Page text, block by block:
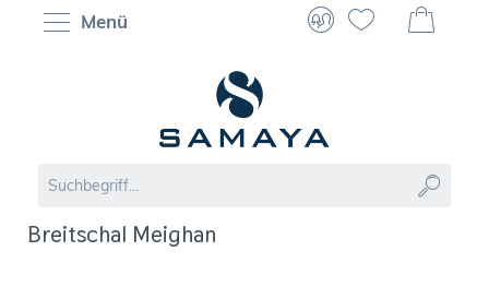
Menü
Breitschal Meighan